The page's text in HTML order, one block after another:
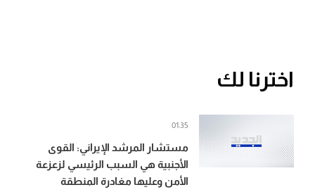
اخترنا لك
مستشار المرشد الإيراني: القوى
الأجنبية هي السبب الرئيسي لزعزعة
الأمن وعليها مغادرة المنطقة
01:35